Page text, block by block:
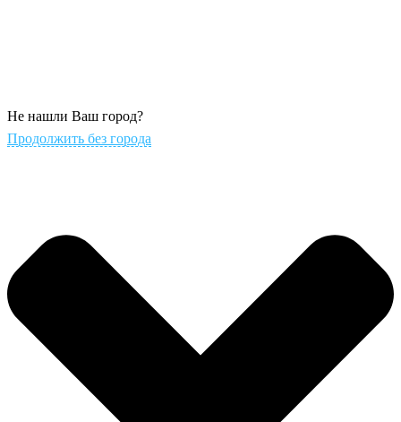
Не нашли Ваш город?
Продолжить без города